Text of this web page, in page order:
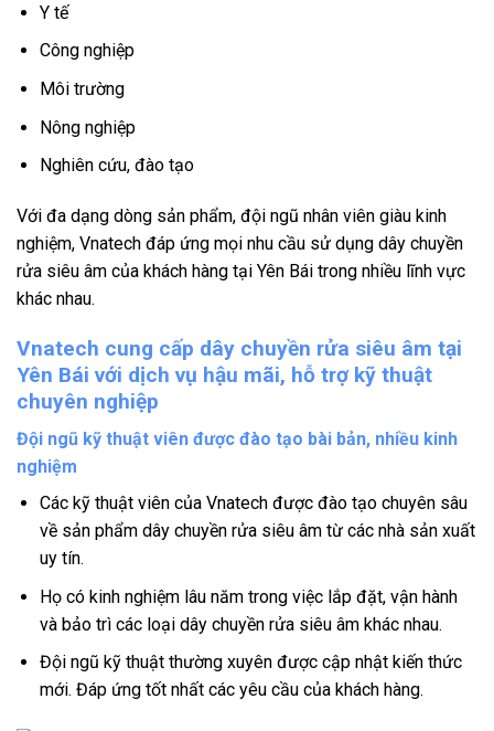
Y tế
Công nghiệp
Môi trường
Nông nghiệp
Nghiên cứu, đào tạo
Với đa dạng dòng sản phẩm, đội ngũ nhân viên giàu kinh
nghiệm, Vnatech đáp ứng mọi nhu cầu sử dụng dây chuyền
rửa siêu âm của khách hàng tại Yên Bái trong nhiều lĩnh vực
khác nhau.
Vnatech cung cấp dây chuyền rửa siêu âm tại
Yên Bái với dịch vụ hậu mãi, hỗ trợ kỹ thuật
chuyên nghiệp
Đội ngũ kỹ thuật viên được đào tạo bài bản, nhiều kinh
nghiệm
Các kỹ thuật viên của Vnatech được đào tạo chuyên sâu
về sản phẩm dây chuyền rửa siêu âm từ các nhà sản xuất
uy tín.
Họ có kinh nghiệm lâu năm trong việc lắp đặt, vận hành
và bảo trì các loại dây chuyền rửa siêu âm khác nhau.
Đội ngũ kỹ thuật thường xuyên được cập nhật kiến thức
mới. Đáp ứng tốt nhất các yêu cầu của khách hàng.